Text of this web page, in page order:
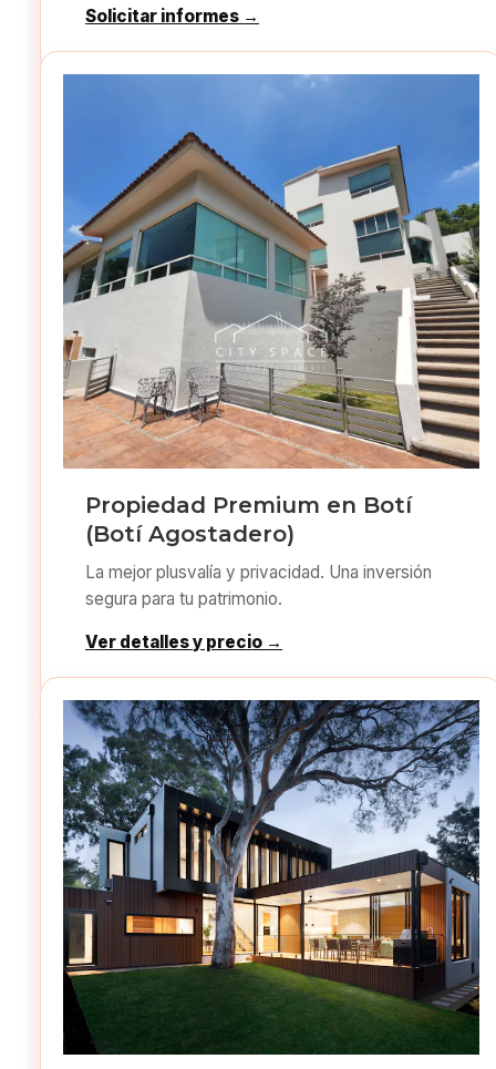
Solicitar informes →
Propiedad Premium en Botí
(Botí Agostadero)
La mejor plusvalía y privacidad. Una inversión
segura para tu patrimonio.
Ver detalles y precio →